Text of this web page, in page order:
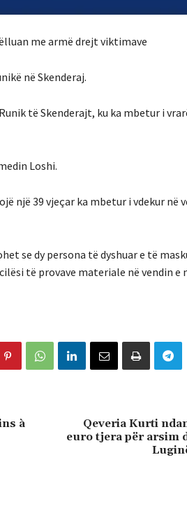
me armë drejt viktimave
në Skenderaj.
të Skenderajt, ku ka mbetur i
Loshi.
një 39 vjeçar ka mbetur i vdekur në
se dy persona të dyshuar e të
të provave materiale në vendin e
à
Qeveria Kurti
euro tjera për arsim